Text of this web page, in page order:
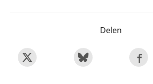
Delen